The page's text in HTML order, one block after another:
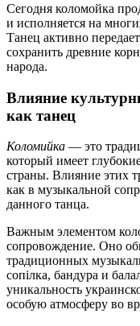
Сегодня коломойка
и исполняется на
Танец активно
сохранить древние
народа.
Влияние
как танец
Коломийка — это
который имеет
страны. Влияние этих
как в музыкальной
данного танца.
Важным элементом
сопровождение. Оно
традиционных
сопілка, бандура и
уникальность
особую атмосферу во